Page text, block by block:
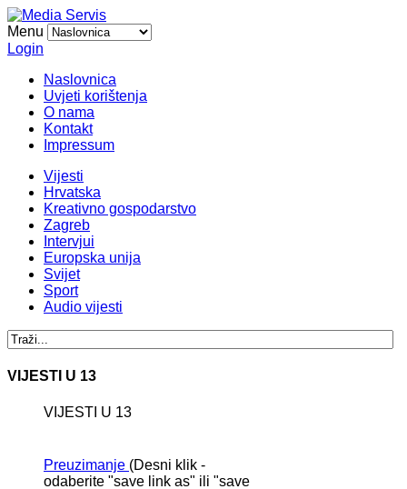
Menu
Login
Naslovnica
Uvjeti korištenja
O nama
Kontakt
Impressum
Vijesti
Hrvatska
Kreativno gospodarstvo
Zagreb
Intervjui
Europska unija
Svijet
Sport
Audio vijesti
VIJESTI U 13
VIJESTI U 13
Preuzimanje (Desni klik -
odaberite "save link as" ili "save